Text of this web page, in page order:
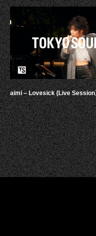
aimi – Lovesick (Live Session